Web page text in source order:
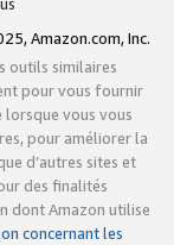
Amazon.com, Inc.
outils similaires
pour vous fournir
lorsque vous vous
pour améliorer la
d’autres sites et
des finalités
dont Amazon utilise
concernant les